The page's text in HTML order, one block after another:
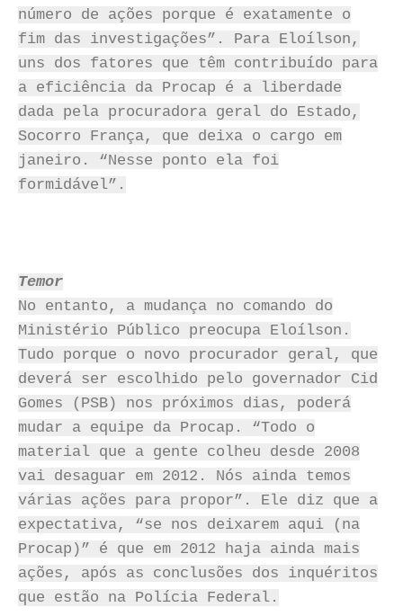
número de ações porque é exatamente o
fim das investigações”. Para Eloílson,
uns dos fatores que têm contribuído para
a eficiência da Procap é a liberdade
dada pela procuradora geral do Estado,
Socorro França, que deixa o cargo em
janeiro. “Nesse ponto ela foi
formidável”.
Temor
No entanto, a mudança no comando do
Ministério Público preocupa Eloílson.
Tudo porque o novo procurador geral, que
deverá ser escolhido pelo governador Cid
Gomes (PSB) nos próximos dias, poderá
mudar a equipe da Procap. “Todo o
material que a gente colheu desde 2008
vai desaguar em 2012. Nós ainda temos
várias ações para propor”. Ele diz que a
expectativa, “se nos deixarem aqui (na
Procap)” é que em 2012 haja ainda mais
ações, após as conclusões dos inquéritos
que estão na Polícia Federal.